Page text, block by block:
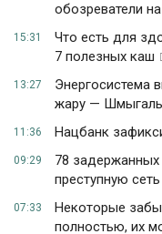
обозреватели
15:31
Что есть для
7 полезных каш
13:27
Энергосистема
жару — Шмыгаль
11:36 Нацбанк
09:29
78 задержанных
преступную сеть
07:33
Некоторые
полностью, их